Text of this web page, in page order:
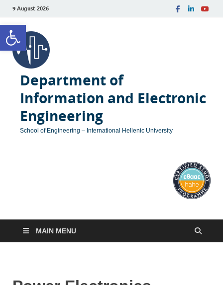
Open toolbar
9 August 2026
Department of
Information and Electronic
Engineering
School of Engineering – International Hellenic University
MAIN MENU